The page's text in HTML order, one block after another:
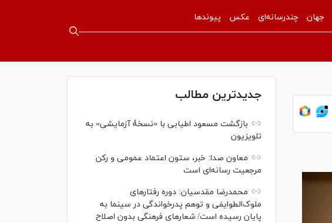
جهان چندرسانه‌ای عکس پیوندها
جدیدترین مطالب
بازگشت مسعود اطیابی با «نسخهٔ آزمایشی» به
تلویزیون
معاون صدا: خبر، ستون اعتماد عمومی و رکن
مرجعیت رسانه‌ای است
محمدرضا مقدسیان: دوره رفتارهای
ملوک‌الطوایفی و توهم پدرخواندگی در سینما به
پایان رسیده است/ شعارهای فرهنگی بدون اصلاح